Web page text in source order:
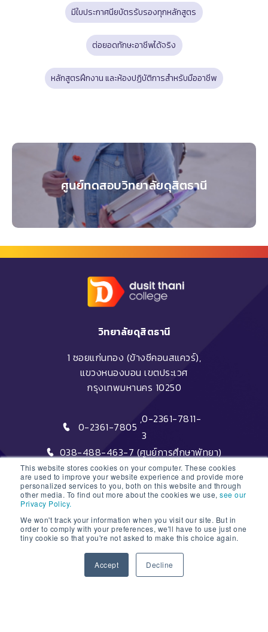
This website stores cookies on your computer. These cookies
are used to improve your website experience and provide more
personalized services to you, both on this website and through
other media. To find out more about the cookies we use, see our
Privacy Policy.
We won't track your information when you visit our site. But in
order to comply with your preferences, we'll have to use just one
tiny cookie so that you're not asked to make this choice again.
Accept Decline
มีใบประกาศนียบัตรรับรองทุกหลักสูตร
ต่อยอดทักษะอาชีพได้จริง
หลักสูตรฝึกงาน และห้องปฏิบัติการสำหรับมืออาชีพ​
ศูนย์ทดสอบวิทยาลัยดุสิตธานี
วิทยาลัยดุสิตธานี
1 ซอยแก่นทอง (ข้างซีคอนสแควร์),
แขวงหนองบอน เขตประเวศ
กรุงเทพมหานคร 10250
0-2361-7805
,0-2361-7811-
3
038-488-463-7 (ศูนย์การศึกษาพัทยา)
DTC HOTLINE
FAQs
ติดต่อฝ่ายรับสมัครหลักสูตรระยะสั้น